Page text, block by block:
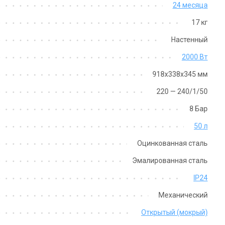
24 месяца
17 кг
Настенный
2000 Вт
918х338х345 мм
220 — 240/1/50
8 Бар
50 л
Оцинкованная сталь
Эмалированная сталь
IP24
Механический
Открытый (мокрый)